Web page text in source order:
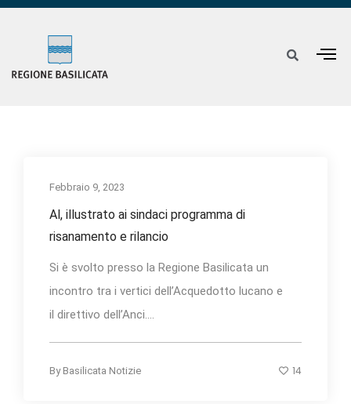
Febbraio 9, 2023
Al, illustrato ai sindaci programma di
risanamento e rilancio
Si è svolto presso la Regione Basilicata un
incontro tra i vertici dell’Acquedotto lucano e
il direttivo dell’Anci....
By Basilicata Notizie 14